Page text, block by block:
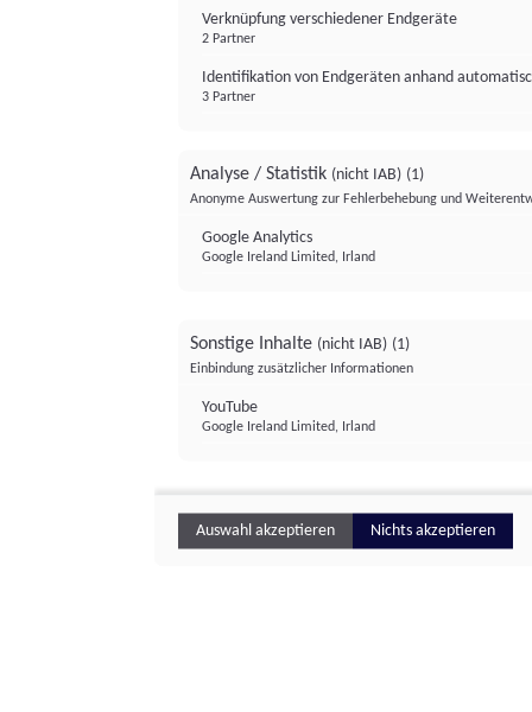
Verknüpfung verschiedener Endgeräte
2 Partner
Identifikation von Endgeräten anhand
3 Partner
Analyse / Statistik (nicht IAB) (1)
Anonyme Auswertung zur Fehlerbehebung und
Google Analytics
Google Ireland Limited, Irland
Sonstige Inhalte (nicht IAB) (1)
Einbindung zusätzlicher Informationen
YouTube
Google Ireland Limited, Irland
Auswahl akzeptieren Nichts akzeptieren